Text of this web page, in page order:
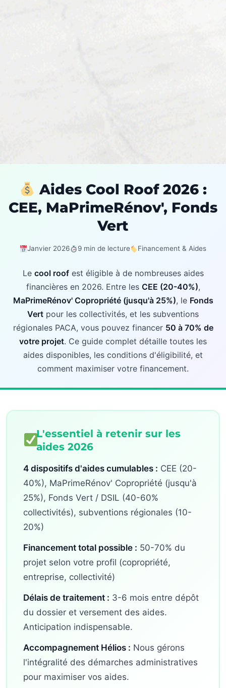
Aides Cool Roof 2026 :
CEE, MaPrimeRénov', Fonds
Vert
Janvier 2026 9 min de lecture Financement & Aides
Le cool roofest éligible à de nombreuses aides
financières en 2026. Entre les CEE (20-40%),
MaPrimeRénov' Copropriété (jusqu'à 25%), le Fonds
Vert pour les collectivités, et les subventions
régionales PACA, vous pouvez financer 50 à 70% de
votre projet. Ce guide complet détaille toutes les
aides disponibles, les conditions d'éligibilité, et
comment maximiser votre financement.
L'essentiel à retenir sur les
aides 2026
4 dispositifs d'aides cumulables : CEE (20-
40%), MaPrimeRénov' Copropriété (jusqu'à
25%), Fonds Vert / DSIL (40-60%
collectivités), subventions régionales (10-
20%)
Financement total possible : 50-70% du
projet selon votre profil (copropriété,
entreprise, collectivité)
Délais de traitement : 3-6 mois entre dépôt
du dossier et versement des aides.
Anticipation indispensable.
Accompagnement Hélios : Nous gérons
l'intégralité des démarches administratives
pour maximiser vos aides.